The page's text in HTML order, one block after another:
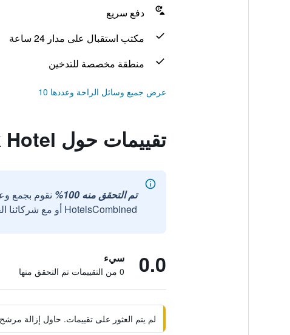
دفع سريع
مكتب استقبال على مدار 24 ساعة
منطقة مخصصة للتدخين
عرض جميع وسائل الراحة وعددها 10
تقييمات حول Premier Inn Leicester Fosse Park Hotel
تم التحقق منه 100%
نقوم بجمع
HotelsCombined أو مع شركائنا الخارجيين الموثوقين.
0.0 سيء
0 من التقييمات تم التحقق منها
لم يتم العثور على تقييمات. حاول إزالة